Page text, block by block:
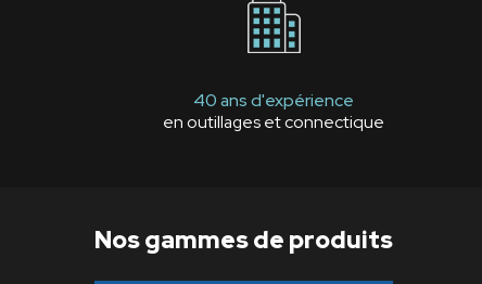
40 ans d'expérience
en outillages et connectique
Nos gammes de produits